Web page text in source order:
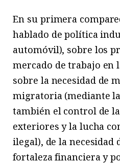
En su primera
hablado de política
automóvil), sobre los
mercado de trabajo en
sobre la necesidad de
migratoria (mediante
también el control de
exteriores y la lucha
ilegal), de la necesidad
fortaleza financiera y